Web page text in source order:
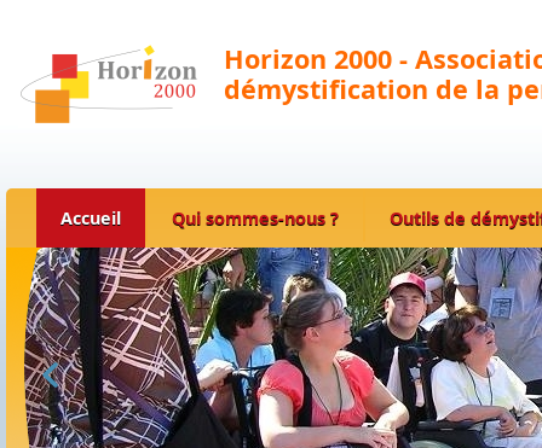
Horizon 2000 -
démystification de la
Accueil Qui sommes-nous ? Outils de